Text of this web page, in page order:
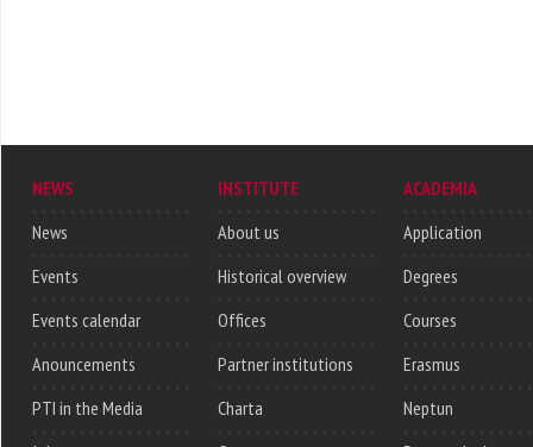
NEWS
News
Events
Events calendar
Anouncements
PTI in the Media
INSTITUTE
About us
Historical overview
Offices
Partner institutions
Charta
ACADEMIA
Application
Degrees
Courses
Erasmus
Neptun